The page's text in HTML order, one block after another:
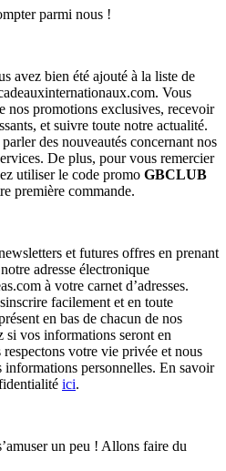
parmi nous !
avez bien été ajouté à la liste de
Vous
nos promotions exclusives, recevoir
et suivre toute notre actualité.
des nouveautés concernant nos
De plus, pour vous remercier
utiliser le code promo GBCLUB
première commande.
et futures offres en prenant
adresse électronique
à votre carnet d’adresses.
facilement et en toute
en bas de chacun de nos
si vos informations seront en
votre vie privée et nous
personnelles. En savoir
ici.
un peu ! Allons faire du